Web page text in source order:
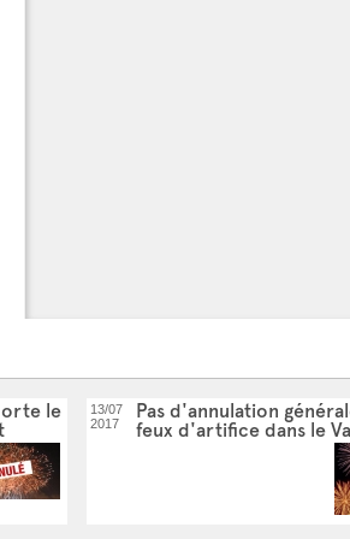
le
13/07
2017
Pas d'annulation
feux d'artifice dans le